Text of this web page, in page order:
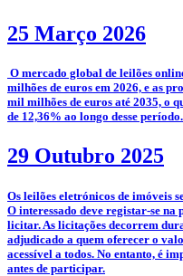
25 Março 2026
O mercado global de leilões
milhões de euros em 2026, e as
mil milhões de euros até 2035, o
de 12,36% ao longo desse período.
29 Outubro 2025
­­Os leilões eletrónicos de imóveis
O interessado deve registar-se na
licitar. As licitações decorrem
adjudicado a quem oferecer o
acessível a todos. No entanto, é
antes de participar.